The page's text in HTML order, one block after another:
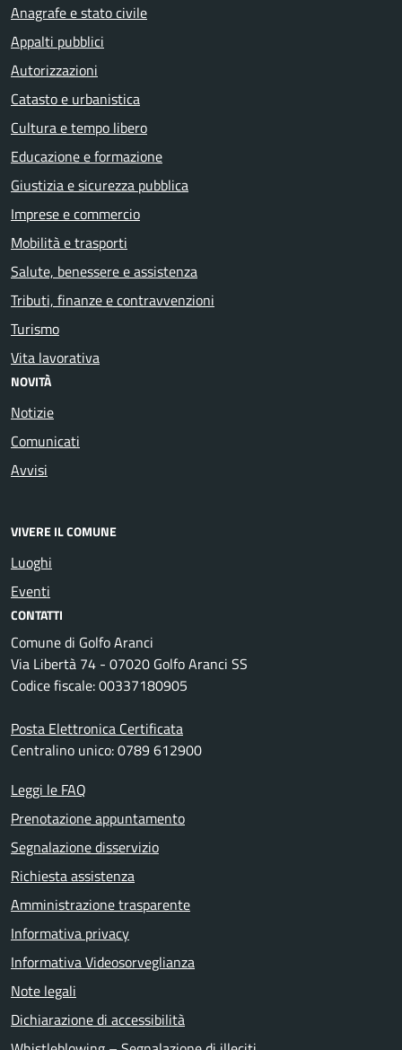
Anagrafe e stato civile
Appalti pubblici
Autorizzazioni
Catasto e urbanistica
Cultura e tempo libero
Educazione e formazione
Giustizia e sicurezza pubblica
Imprese e commercio
Mobilità e trasporti
Salute, benessere e assistenza
Tributi, finanze e contravvenzioni
Turismo
Vita lavorativa
NOVITÀ
Notizie
Comunicati
Avvisi
VIVERE IL COMUNE
Luoghi
Eventi
CONTATTI
Comune di Golfo Aranci
Via Libertà 74 - 07020 Golfo Aranci SS
Codice fiscale: 00337180905
Posta Elettronica Certificata
Centralino unico: 0789 612900
Leggi le FAQ
Prenotazione appuntamento
Segnalazione disservizio
Richiesta assistenza
Amministrazione trasparente
Informativa privacy
Informativa Videosorveglianza
Note legali
Dichiarazione di accessibilità